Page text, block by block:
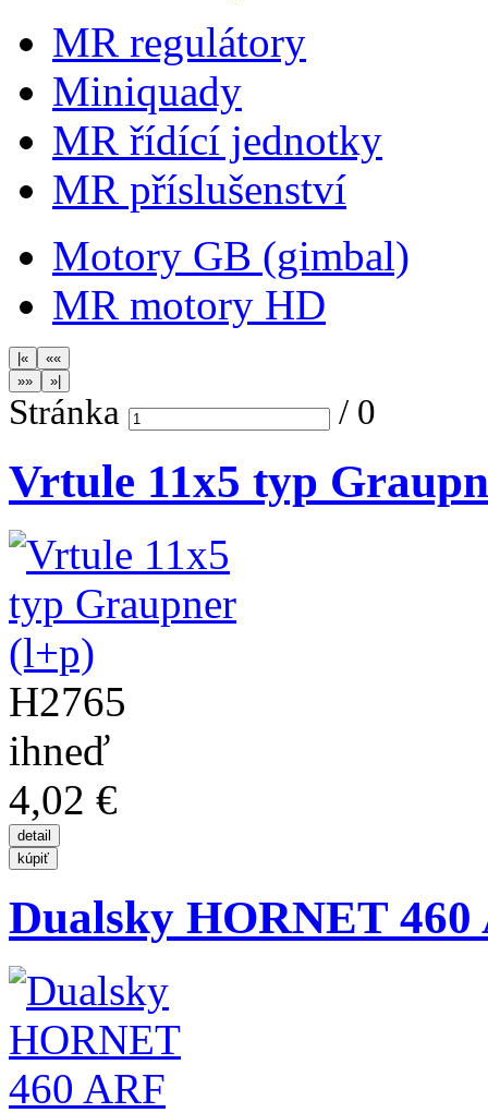
MR regulátory
Miniquady
MR řídící jednotky
MR příslušenství
Motory GB (gimbal)
MR motory HD
Stránka / 0
Vrtule 11x5 typ
H2765
ihneď
4,02 €
Dualsky HORNET 460